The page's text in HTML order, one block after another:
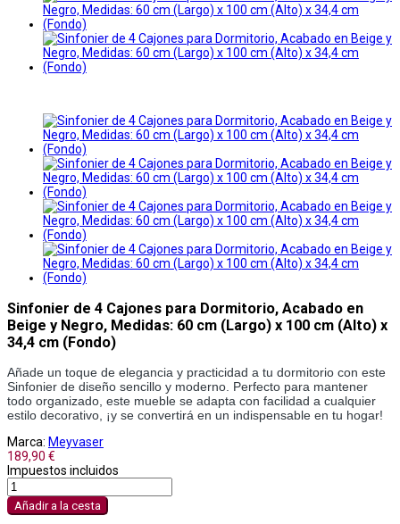
Sinfonier de 4 Cajones para Dormitorio, Acabado en
Beige y Negro, Medidas: 60 cm (Largo) x 100 cm (Alto) x
34,4 cm (Fondo)
Añade un toque de elegancia y practicidad a tu dormitorio con este
Sinfonier de diseño sencillo y moderno. Perfecto para mantener
todo organizado, este mueble se adapta con facilidad a cualquier
estilo decorativo, ¡y se convertirá en un indispensable en tu hogar!
Marca: Meyvaser
189,90 €
Impuestos incluidos
Añadir a la cesta